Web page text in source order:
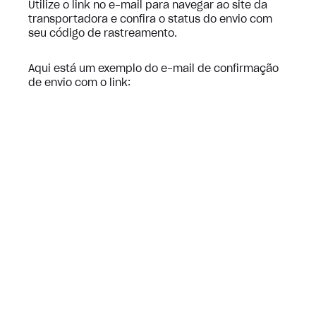
Utilize o link no e-mail para navegar ao site da
transportadora e confira o status do envio com
seu código de rastreamento.
Aqui está um exemplo do e-mail de confirmação
de envio com o link: